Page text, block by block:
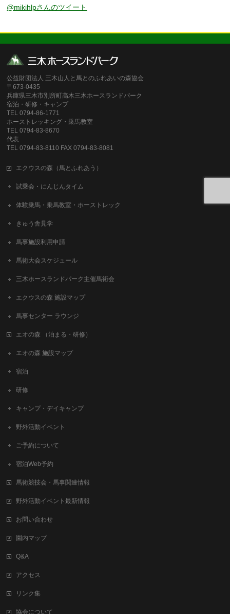
@mikihlpさんのツイート
公益財団法人 三木山人と馬とのふれあいの森協会
〒673-0435
兵庫県三木市別所町高木三木ホースランドパーク
宿泊・研修・キャンプ
TEL 0794-86-1771
ホーストレッキング・乗馬教室
TEL 0794-83-8670
代表
TEL 0794-83-8110 FAX 0794-83-8081
エクウスの森（馬とふれあう）
試乗会・にんじんタイム
体験乗馬・乗馬教室・ホーストレック
きゅう舎見学
馬事施設利用申請
馬術大会スケジュール
三木ホースランドパーク主催馬術会
エクウスの森 施設マップ
馬事センター ラウンジ
エオの森 （泊まる・研修）
エオの森 施設マップ
宿泊
研修
キャンプ・デイキャンプ
野外活動イベント
ご予約について
宿泊Web予約
馬術競技会・馬事関連情報
野外活動イベント最新情報
お問い合わせ
園内マップ
Q&A
アクセス
リンク集
協会について